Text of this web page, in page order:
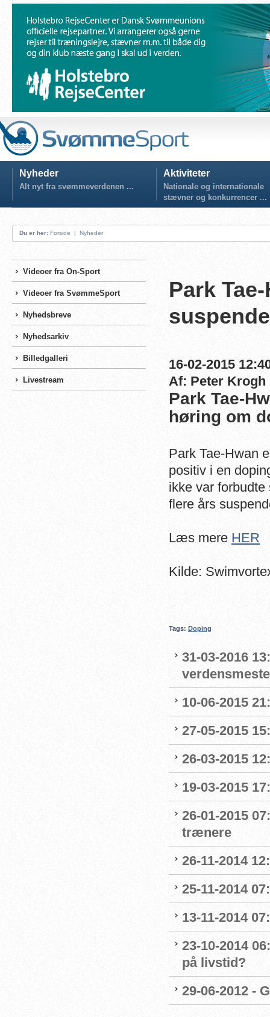
Nyheder
Alt nyt fra svømmeverdenen ...
Aktiviteter
Nationale og internationale
stævner og konkurrencer ...
Du er her: Forside | Nyheder
Videoer fra On-Sport
Videoer fra SvømmeSport
Nyhedsbreve
Nyhedsarkiv
Billedgalleri
Livestream
Park
16-02-2015
Af: Peter Krogh
Park Tae-
høring om
Park Tae-Hwan
positiv i en
ikke var
flere års
Læs mere HER
Kilde:
Tags: Doping
31-03-2016
10-06-2015
27-05-2015
26-03-2015
19-03-2015
26-01-2015
trænere
26-11-2014
25-11-2014
13-11-2014
23-10-2014
på livstid?
29-06-2012 -